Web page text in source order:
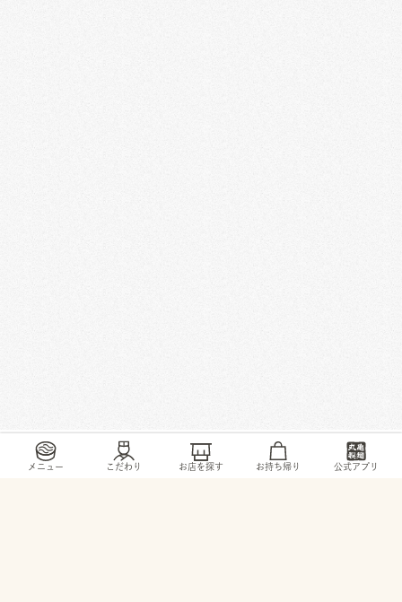
メニュー こだわり お店を探す お持ち帰り 公式アプリ
トップ / お店・ サービス / 亀岡市 千代川町小林下戸30-3